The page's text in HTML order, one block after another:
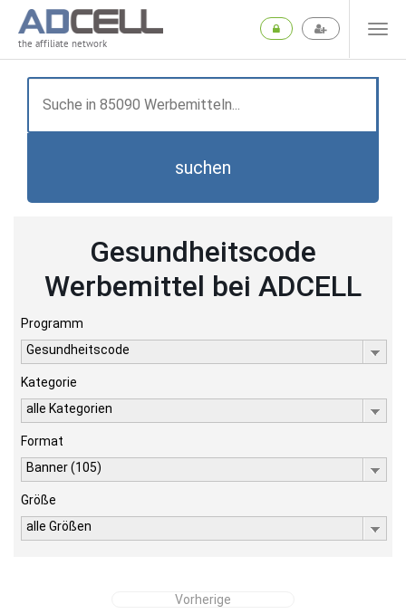
the affiliate network
suchen
Gesundheitscode
Werbemittel bei ADCELL
Programm
Gesundheitscode
Kategorie
alle Kategorien
Format
Banner (105)
Größe
alle Größen
Vorherige